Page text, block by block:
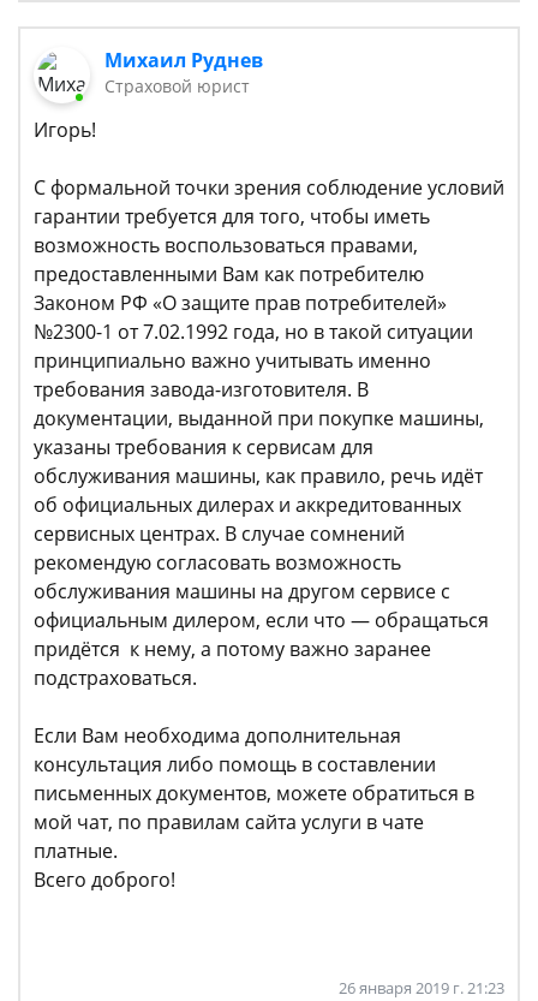
Михаил Руднев
Страховой юрист
Игорь!
С формальной точки зрения соблюдение условий
гарантии требуется для того, чтобы иметь
возможность воспользоваться правами,
предоставленными Вам как потребителю
Законом РФ «О защите прав потребителей»
№2300-1 от 7.02.1992 года, но в такой ситуации
принципиально важно учитывать именно
требования завода-изготовителя. В
документации, выданной при покупке машины,
указаны требования к сервисам для
обслуживания машины, как правило, речь идёт
об официальных дилерах и аккредитованных
сервисных центрах. В случае сомнений
рекомендую согласовать возможность
обслуживания машины на другом сервисе с
официальным дилером, если что — обращаться
придётся к нему, а потому важно заранее
подстраховаться.
Если Вам необходима дополнительная
консультация либо помощь в составлении
письменных документов, можете обратиться в
мой чат, по правилам сайта услуги в чате
платные.
Всего доброго!
26 января 2019 г. 21:23